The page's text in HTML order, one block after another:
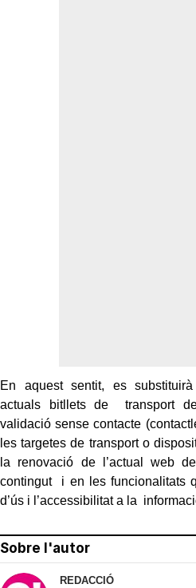
En aquest sentit, es
actuals bitllets de transport
validació sense contacte
les targetes de transport o
la renovació de l’actual web
contingut i en les funcionalitats
d’ús i l’accessibilitat a la
Sobre l'autor
REDACCIÓ